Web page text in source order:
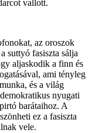
vallott.
az oroszok
suttyó fasiszta sálja
aljaskodik a finn és
ami tényleg
és a világ
nyugati
barátaihoz. A
ez a fasiszta
vele.